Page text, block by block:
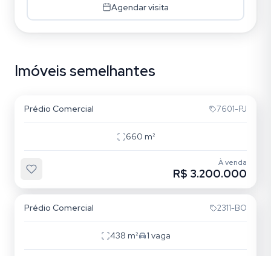
Agendar visita
Imóveis semelhantes
Sarandi
Prédio Comercial 7601-PJ
660 m²
À venda
R$ 3.200.000
Prédio Comercial 2311-BO
438 m² 1 vaga